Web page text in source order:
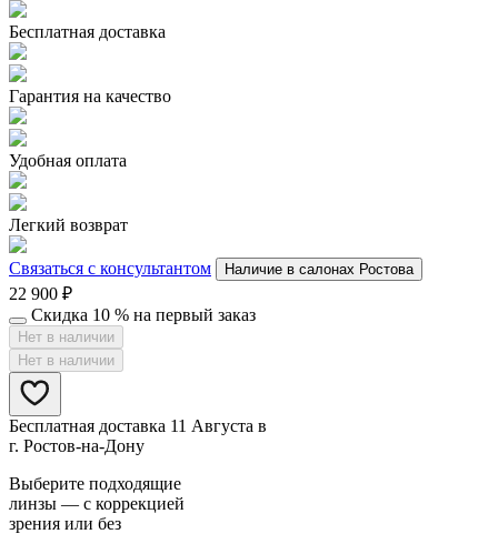
Бесплатная доставка
Гарантия на качество
Удобная оплата
Легкий возврат
Связаться с консультантом Наличие в салонах Ростова
22 900 ₽
Скидка 10 % на первый заказ
Нет в наличии
Нет в наличии
Бесплатная доставка 11 Августа в
г. Ростов-на-Дону
Выберите подходящие
линзы — с коррекцией
зрения или без